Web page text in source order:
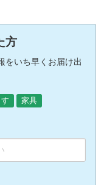
方
をいち早くお届け出
家具